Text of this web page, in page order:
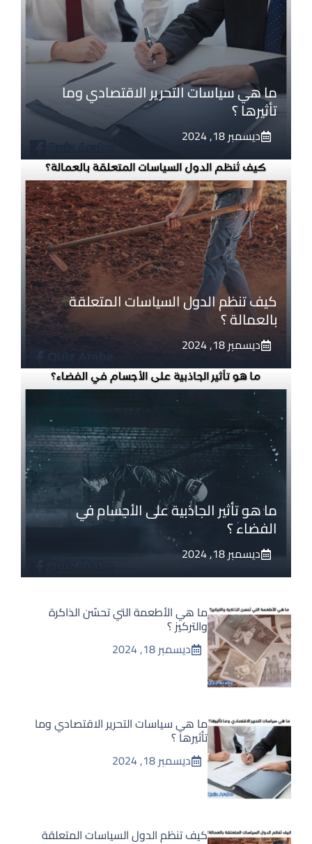
ما هي سياسات التحرير الاقتصادي وما
تأثيرها ؟
ديسمبر 18, 2024
كيف تنظم الدول السياسات المتعلقة
بالعمالة ؟
ديسمبر 18, 2024
ما هو تأثير الجاذبية على الأجسام في
الفضاء ؟
ديسمبر 18, 2024
ما هي الأطعمة التي تحسّن الذاكرة
والتركيز ؟
ديسمبر 18, 2024
ما هي سياسات التحرير الاقتصادي وما
تأثيرها ؟
ديسمبر 18, 2024
كيف تنظم الدول السياسات المتعلقة